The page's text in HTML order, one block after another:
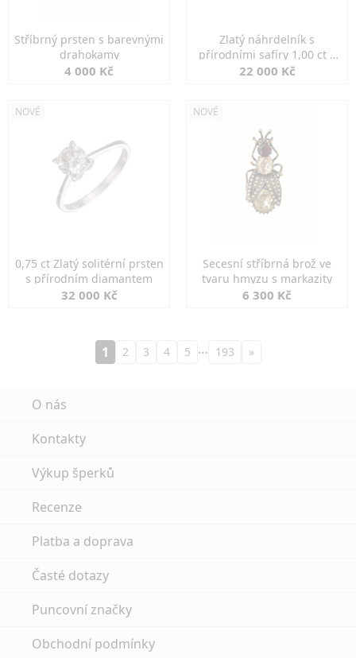
Stříbrný prsten s barevnými
drahokamy
4 000 Kč
Zlatý náhrdelník s
přírodními safíry 1,00 ct a
diamanty
22 000 Kč
NOVÉ
0,75 ct Zlatý solitérní prsten
s přírodním diamantem
32 000 Kč
NOVÉ
Secesní stříbrná brož ve
tvaru hmyzu s markazity
6 300 Kč
1 2 3 4 5 … 193 »
O nás
Kontakty
Výkup šperků
Recenze
Platba a doprava
Časté dotazy
Puncovní značky
Obchodní podmínky